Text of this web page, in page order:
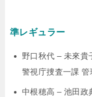
準レギュラー
野口秋代 – 未來貴
警視庁捜査一課 管
中根穂高 – 池田政